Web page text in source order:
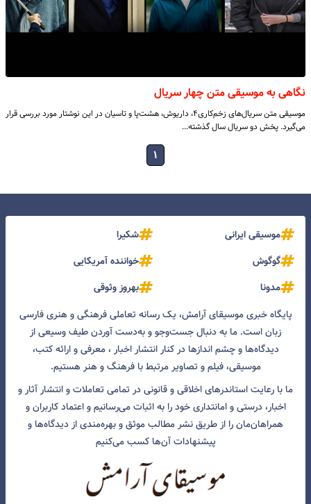
نگاهی به موسیقی متن چهار سریال‌
موسیقی متن سریال‌های زخم‌کاری۴، داریوش، هشت‌پا و تاسیان در این نوشتار مورد بررسی قرار
می‌گیرد. پخش دو سریال سال گذشته…
۱
موسیقی ایرانی
شکیرا
گوگوش
خواننده آمریکایی
مدونا
بهروز وثوقی
پایگاه خبری موسیقای آرامش، یک رسانه تعاملی فرهنگی و هنری فارسی
زبان است. ما به دنبال جست‌و‌جو و به‌دست آوردن طیف وسیعی از
دیدگاه‌ها و چشم انداز‌ها در کنار انتشار اخبار ، معرفی و ارائه کتب،
موسیقی، فیلم و تصاویر مرتبط با فرهنگ و هنر هستیم.
ما با رعایت استاندرهای اخلاقی و قانونی در تمامی تعاملات و انتشار آثار و
اخبار، درستی و امانتداری خود را به اثبات می‌رسانیم و اعتماد کاربران و
همراهان‌مان را از طریق نشر مطالب موثق و بهره‌مندی از دیدگاه‌ها و
پیشنهادات آن‌ها کسب می‌کنیم